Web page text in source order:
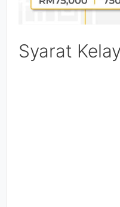
Syarat